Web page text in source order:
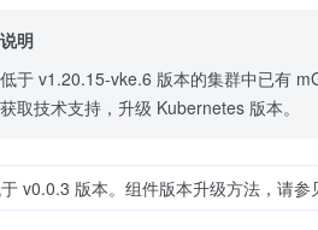
说明
低于 v1.20.15-vke.6 版本的集群中已有
获取技术支持，升级 Kubernetes 版本。
v0.0.3 版本。组件版本升级方法，请参